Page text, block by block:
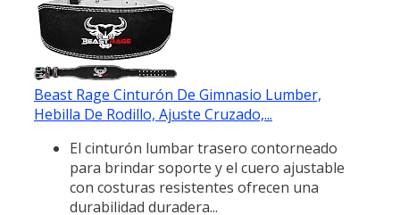
Beast Rage Cinturón De Gimnasio Lumber,
Hebilla De Rodillo, Ajuste Cruzado,...
El cinturón lumbar trasero contorneado
para brindar soporte y el cuero ajustable
con costuras resistentes ofrecen una
durabilidad duradera...